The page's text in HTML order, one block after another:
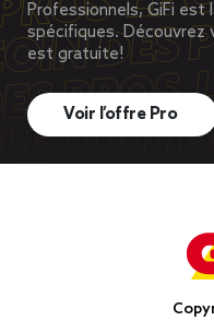
Professionnels, GiFi est
spécifiques. Découvrez
est gratuite!
Voir l’offre Pro